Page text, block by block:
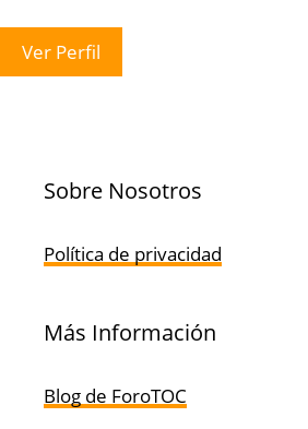
Ver Perfil
Sobre Nosotros
Política de privacidad
Más Información
Blog de ForoTOC